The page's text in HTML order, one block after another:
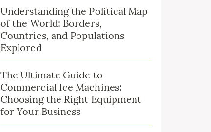
Understanding the Political Map
of the World: Borders,
Countries, and Populations
Explored
The Ultimate Guide to
Commercial Ice Machines:
Choosing the Right Equipment
for Your Business